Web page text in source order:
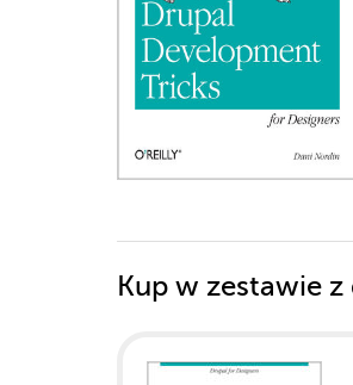
Kup w zestawie